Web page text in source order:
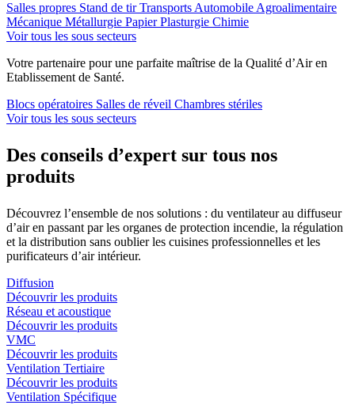
Salles propres Stand de tirTransports Automobile Agroalimentaire
Mécanique Métallurgie PapierPlasturgie Chimie
Voir tous les sous secteurs
Votre partenaire pour une parfaite maîtrise de la Qualité d’Air en
Etablissement de Santé.
Blocs opératoires Salles de réveil Chambres stériles
Voir tous les sous secteurs
Des conseils d’expert sur tous nos
produits
Découvrez l’ensemble de nos solutions : du ventilateur au diffuseur
d’air en passant par les organes de protection incendie, la régulation
et la distribution sans oublier les cuisines professionnelles et les
purificateurs d’air intérieur.
Diffusion
Découvrir les produits
Réseau et acoustique
Découvrir les produits
VMC
Découvrir les produits
Ventilation Tertiaire
Découvrir les produits
Ventilation Spécifique